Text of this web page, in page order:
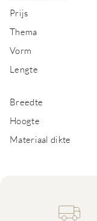
Prijs
Thema
Vorm
Lengte
Breedte
Hoogte
Materiaal dikte